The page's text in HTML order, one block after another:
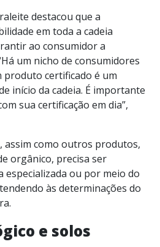
destacou que a
em toda a cadeia
ao consumidor a
um nicho de consumidores
produto certificado é um
início da cadeia. É importante
sua certificação em dia”,
assim como outros produtos,
orgânico, precisa ser
especializada ou por meio do
às determinações do
e solos